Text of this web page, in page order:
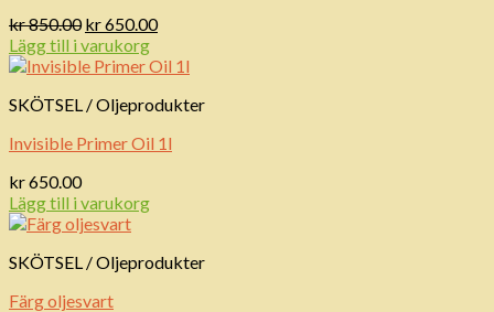
kr850.00 Det
ursprungliga
priset
kr 850.00.
kr650.00Det
priset
kr 650.00.
Lägg till i varukorg
SKÖTSEL / Oljeprodukter
Invisible Primer Oil 1l
kr650.00
Lägg till i varukorg
SKÖTSEL / Oljeprodukter
Färg oljesvart